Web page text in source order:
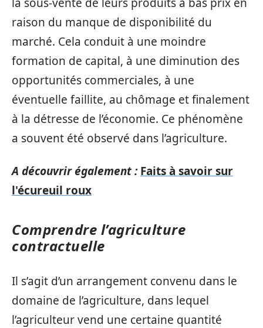
raison du manque de disponibilité du
marché. Cela conduit à une moindre
formation de capital, à une diminution des
opportunités commerciales, à une
éventuelle faillite, au chômage et finalement
à la détresse de l’économie. Ce phénomène
a souvent été observé dans l’agriculture.
A découvrir également : Faits à savoir sur
l'écureuil roux
Comprendre l’agriculture
contractuelle
Il s’agit d’un arrangement convenu dans le
domaine de l’agriculture, dans lequel
l’agriculteur vend une certaine quantité